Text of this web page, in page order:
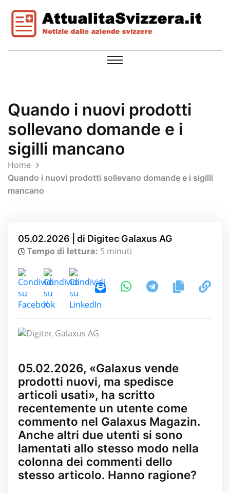
Quando i nuovi prodotti
sollevano domande e i
sigilli mancano
Home
Quando i nuovi prodotti sollevano domande e i sigilli
mancano
05.02.2026 | di Digitec Galaxus AG
Tempo di lettura: 5 minuti
05.02.2026, «Galaxus vende
prodotti nuovi, ma spedisce
articoli usati», ha scritto
recentemente un utente come
commento nel Galaxus Magazin.
Anche altri due utenti si sono
lamentati allo stesso modo nella
colonna dei commenti dello
stesso articolo. Hanno ragione?